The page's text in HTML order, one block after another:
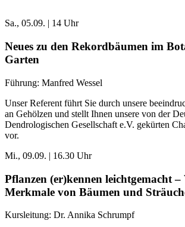
Sa., 05.09. | 14 Uhr
Neues zu den Rekordbäumen im
Garten
Führung: Manfred Wessel
Unser Referent führt Sie durch unsere
an Gehölzen und stellt Ihnen unsere von der
Dendrologischen Gesellschaft e.V. gekürten
vor.
Mi., 09.09. | 16.30 Uhr
Pflanzen (er)kennen leichtgemacht –
Merkmale von Bäumen und
Kursleitung: Dr. Annika Schrumpf